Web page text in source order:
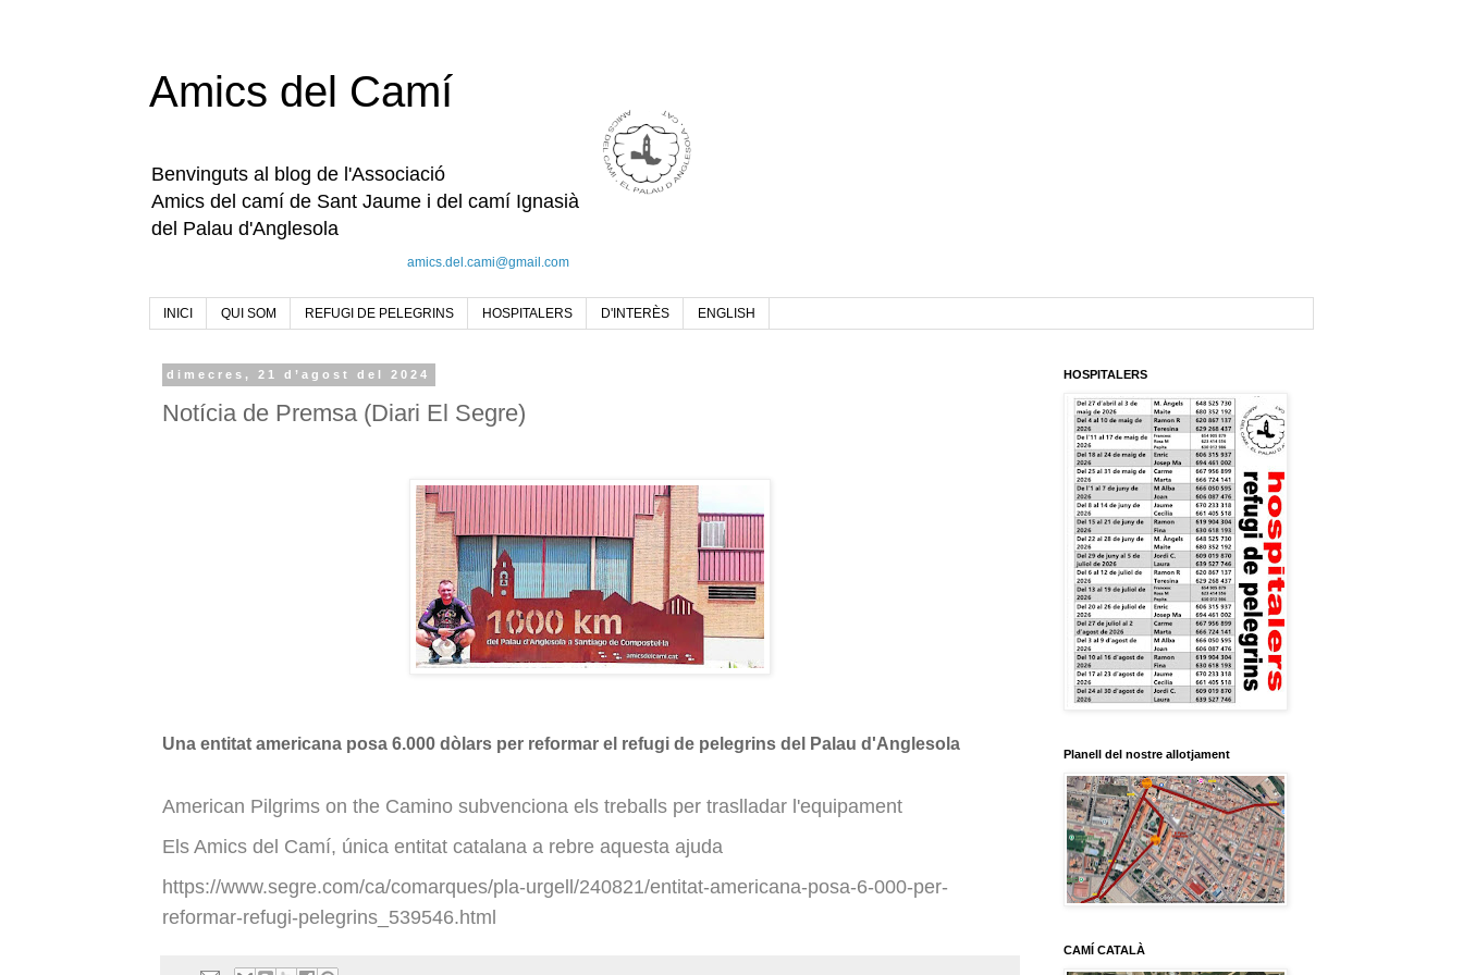
Amics del Camí
Benvinguts al blog de l'Associació
Amics del camí de Sant Jaume i del camí Ignasià
del Palau d'Anglesola
amics.del.cami@gmail.com
INICI QUI SOM REFUGI DE PELEGRINS HOSPITALERS D'INTERÈS ENGLISH
dimecres, 21 d’agost del 2024
Notícia de Premsa (Diari El Segre)
Una entitat americana posa 6.000 dòlars per reformar el refugi de pelegrins del Palau d'Anglesola
American Pilgrims on the Camino subvenciona els treballs per traslladar l'equipament
Els Amics del Camí, única entitat catalana a rebre aquesta ajuda
https://www.segre.com/ca/comarques/pla-urgell/240821/entitat-americana-posa-6-000-per-
reformar-refugi-pelegrins_539546.html
HOSPITALERS
Planell del nostre allotjament
CAMÍ CATALÀ